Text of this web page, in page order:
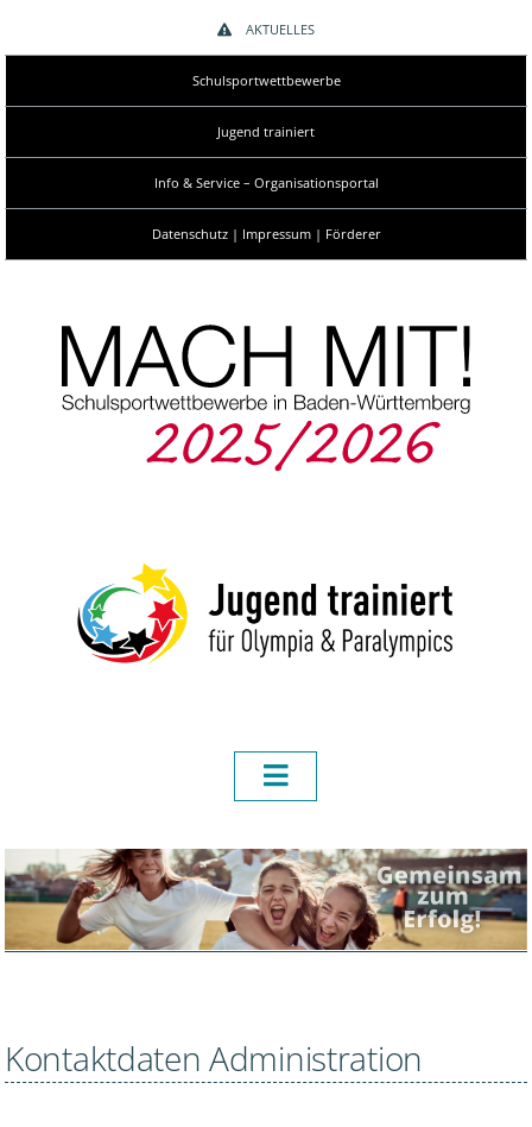
AKTUELLES
Schulsportwettbewerbe
Jugend trainiert
Info & Service – Organisationsportal
Datenschutz | Impressum | Förderer
Kontaktdaten Administration